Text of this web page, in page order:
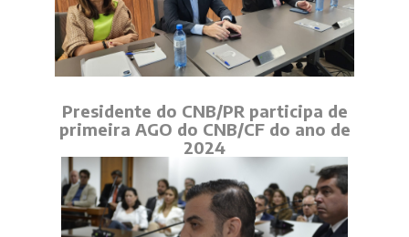
Presidente do CNB/PR participa de
primeira AGO do CNB/CF do ano de
2024